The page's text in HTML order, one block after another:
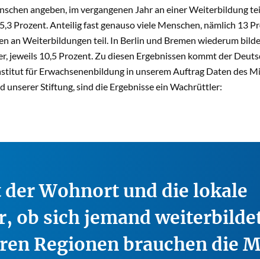
angeben, im vergangenen Jahr an einer Weiterbildung
Prozent. Anteilig fast genauso viele Menschen, nämlich 13
an Weiterbildungen teil. In Berlin und Bremen wiederum
jeweils 10,5 Prozent. Zu diesen Ergebnissen kommt der
für Erwachsenenbildung in unserem Auftrag Daten des
unserer Stiftung, sind die Ergebnisse ein Wachrüttler:
Wohnort und die lokale
ob sich jemand
Regionen brauchen die